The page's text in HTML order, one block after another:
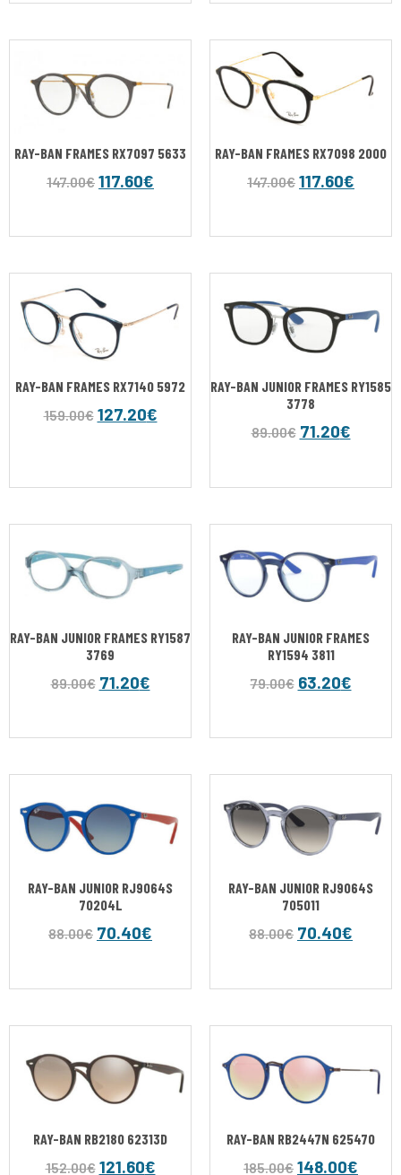
RAY-BAN FRAMES RX7097 5633
147.00€ 117.60€
RAY-BAN FRAMES RX7098 2000
147.00€ 117.60€
RAY-BAN FRAMES RX7140 5972
159.00€ 127.20€
RAY-BAN JUNIOR FRAMES RY1585
3778
89.00€ 71.20€
RAY-BAN JUNIOR FRAMES RY1587
3769
89.00€ 71.20€
RAY-BAN JUNIOR FRAMES
RY1594 3811
79.00€ 63.20€
RAY-BAN JUNIOR RJ9064S
70204L
88.00€ 70.40€
RAY-BAN JUNIOR RJ9064S
705011
88.00€ 70.40€
RAY-BAN RB2180 62313D
152.00€ 121.60€
RAY-BAN RB2447N 62547O
185.00€ 148.00€